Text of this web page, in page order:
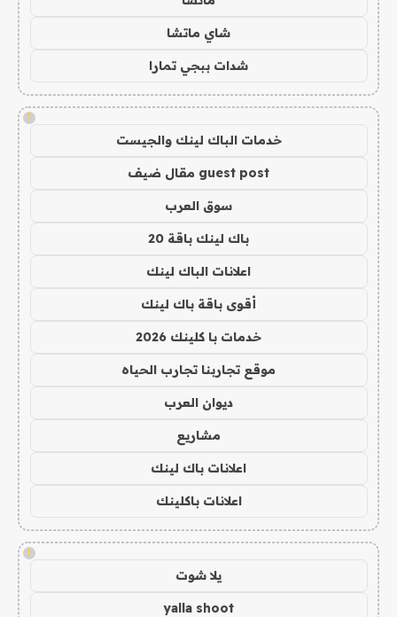
شاي ماتشا
شدات ببجي تمارا
!
خدمات الباك لينك والجيست
guest post مقال ضيف
سوق العرب
باك لينك باقة 20
اعلانات الباك لينك
أقوى باقة باك لينك
خدمات با كلينك 2026
موقع تجاربنا تجارب الحياه
ديوان العرب
مشاريع
اعلانات باك لينك
اعلانات باكلينك
!
يلا شوت
yalla shoot